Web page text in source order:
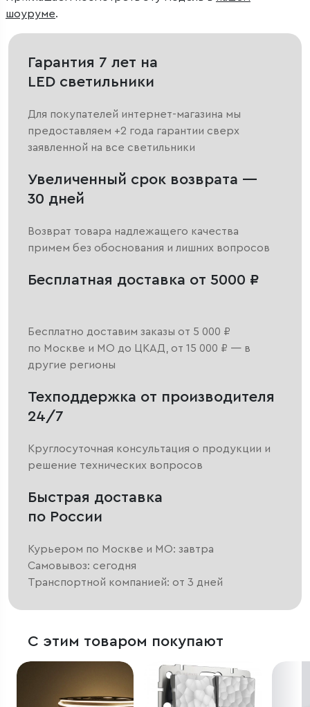
шоуруме.
Гарантия 7 лет на
LED светильники
Для покупателей интернет-магазина мы
предоставляем +2 года гарантии сверх
заявленной на все светильники
Увеличенный срок возврата —
30 дней
Возврат товара надлежащего качества
примем без обоснования и лишних вопросов
Бесплатная доставка от 5000 ₽
Бесплатно доставим заказы от 5 000 ₽
по Москве и МО до ЦКАД, от 15 000 ₽ — в
другие регионы
Техподдержка от производителя
24/7
Круглосуточная консультация о продукции и
решение технических вопросов
Быстрая доставка
по России
Курьером по Москве и МО: завтра
Самовывоз: сегодня
Транспортной компанией: от 3 дней
С этим товаром покупают